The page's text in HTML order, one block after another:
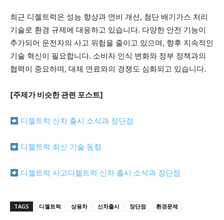
최근 디젤트럭은 성능 향상과 연비 개선, 첨단 배기가스 처리
기술로 환경 규제에 대응하고 있습니다. 다양한 안전 기능이
추가되어 운전자의 사고 위험을 줄이고 있으며, 향후 지속적인
기술 혁신이 필요합니다. 소비자 인식 변화와 정부 정책과의
협력이 중요하며, 대체 연료와의 경쟁도 심화되고 있습니다.
[주제가 비슷한 관련 포스트]
디젤트럭 신차 출시 소식과 장단점
디젤트럭 최신 기술 동향
디젤트럭 사고디젤트럭 신차 출시 소식과 장단점
TAGS 디젤트럭 상용차 신차출시 장단점 환경문제